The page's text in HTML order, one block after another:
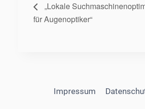
„Lokale
für Augenoptiker“
Impressum